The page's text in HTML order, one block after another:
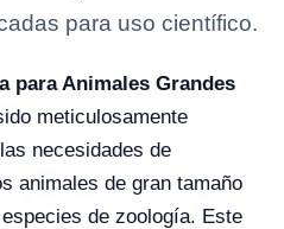
para uso científico.
para Animales Grandes
meticulosamente
necesidades de
animales de gran tamaño
de zoología. Este